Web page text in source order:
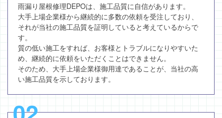
雨漏り屋根修理DEPOは、施工品質に自信があります。
大手上場企業様から継続的に多数の依頼を受注しており、
それが当社の施工品質を証明していると考えているからで
す。
質の低い施工をすれば、お客様とトラブルになりやすいた
め、継続的に依頼をいただくことはできません。
そのため、大手上場企業様御用達であることが、当社の高
い施工品質を示しております。